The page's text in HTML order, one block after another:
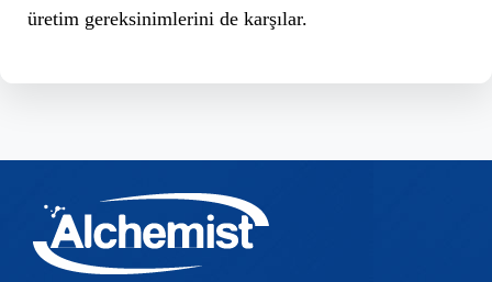
üretim gereksinimlerini de karşılar.